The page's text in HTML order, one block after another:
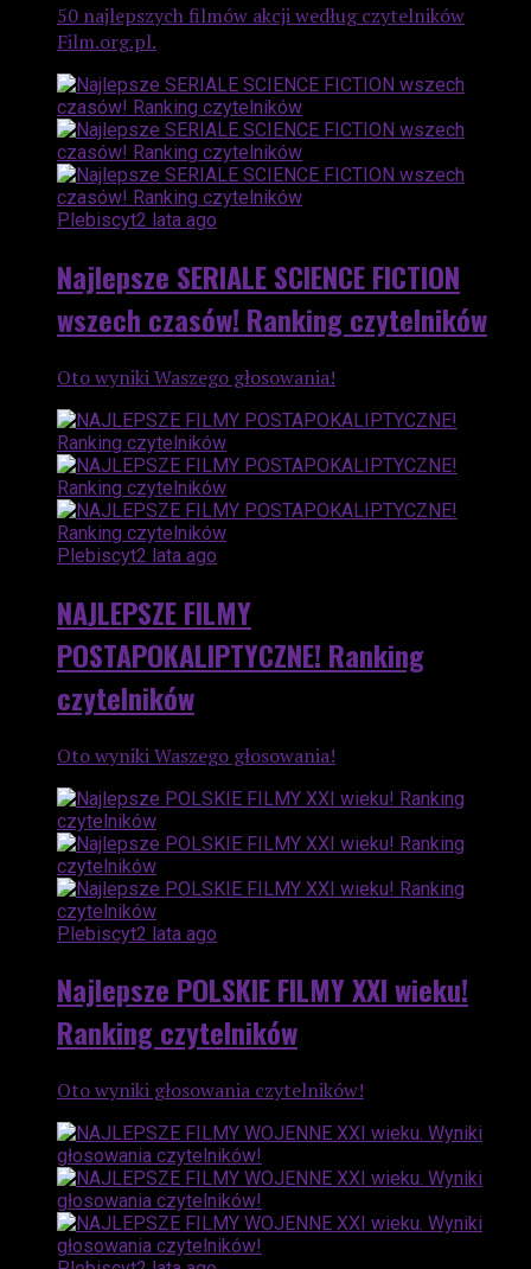
50 najlepszych filmów akcji według czytelników
Film.org.pl.
Plebiscyt2 lata ago
Najlepsze SERIALE SCIENCE FICTION
wszech czasów! Ranking czytelników
Oto wyniki Waszego głosowania!
Plebiscyt2 lata ago
NAJLEPSZE FILMY
POSTAPOKALIPTYCZNE! Ranking
czytelników
Oto wyniki Waszego głosowania!
Plebiscyt2 lata ago
Najlepsze POLSKIE FILMY XXI wieku!
Ranking czytelników
Oto wyniki głosowania czytelników!